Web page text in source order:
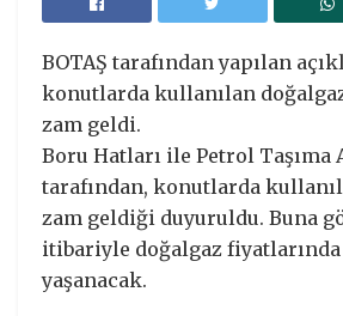
BOTAŞ tarafından yapılan
konutlarda kullanılan
zam geldi.
Boru Hatları ile Petrol Taşıma
tarafından, konutlarda
zam geldiği duyuruldu. Buna
itibariyle doğalgaz fiyatlarında
yaşanacak.